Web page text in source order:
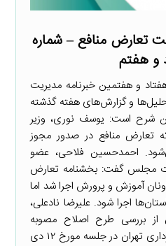
تعارض منافع – شماره
و هفتم
و هفتمین خبرنامه مدیریت
و گزارش‌های هفته گذشته
شرح است: یوسف نوری، وزیر
تعارض منافع در صدور مجوز
احمدحسین فلاحی، عضو
مجلس گفت: بخشنامه تعارض
آموزش و پرورش اجرا شد اما
اجرا شود. علیرضا نادعلی،
از بررسی طرح اصلاح مصوبه
مدیریت تعارض منافع در شهرداری تهران در جلسه مورخ ۱۲ دی